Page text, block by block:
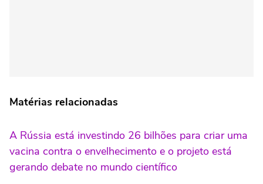
Matérias relacionadas
A Rússia está investindo 26 bilhões para criar uma
vacina contra o envelhecimento e o projeto está
gerando debate no mundo científico